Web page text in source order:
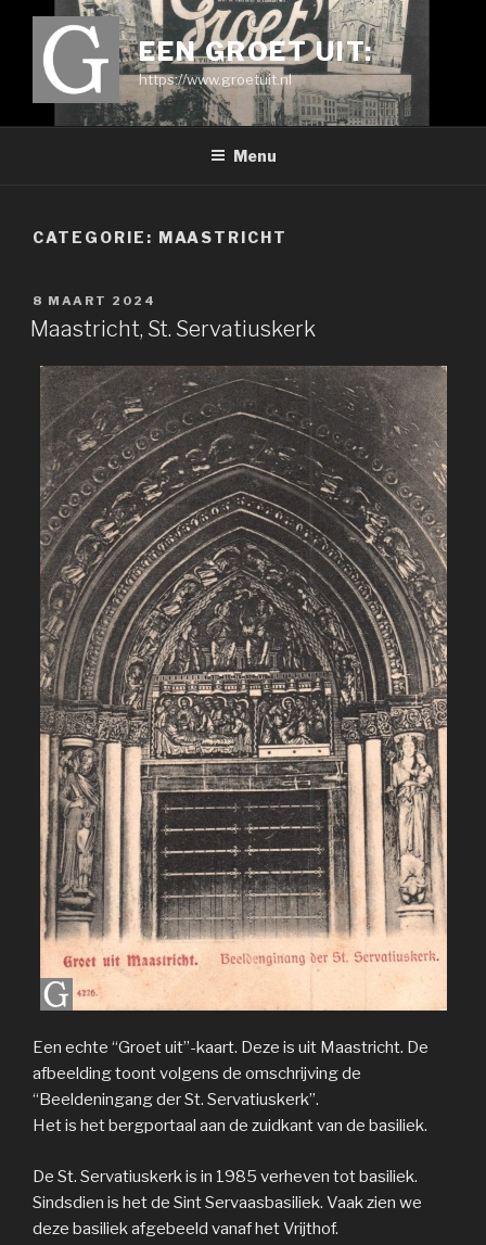
EEN GROET UIT:
https://www.groetuit.nl
Menu
CATEGORIE: MAASTRICHT
GEPLAATST
OP
8 MAART 2024
Maastricht, St. Servatiuskerk
Een echte “Groet uit”-kaart. Deze is uit Maastricht. De
afbeelding toont volgens de omschrijving de
“Beeldeningang der St. Servatiuskerk”.
Het is het bergportaal aan de zuidkant van de basiliek.
De St. Servatiuskerk is in 1985 verheven tot basiliek.
Sindsdien is het de Sint Servaasbasiliek. Vaak zien we
deze basiliek afgebeeld vanaf het Vrijthof.